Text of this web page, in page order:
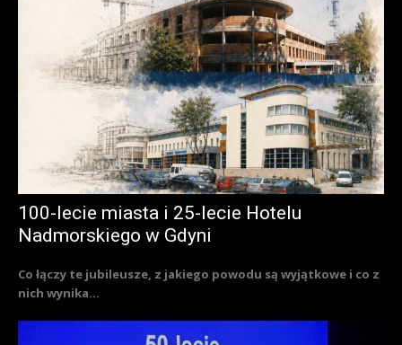
100-lecie miasta i 25-lecie Hotelu
Nadmorskiego w Gdyni
Co łączy te jubileusze, z jakiego powodu są wyjątkowe i co z
nich wynika...